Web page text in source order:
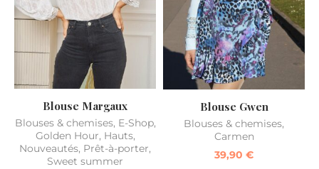
Blouse Margaux
Blouses & chemises, E-Shop,
Golden Hour, Hauts,
Nouveautés, Prêt-à-porter,
Sweet summer
Blouse Gwen
Blouses & chemises,
Carmen
39,90 €